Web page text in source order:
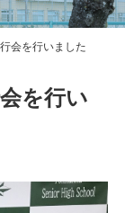
会を行いました
を行い